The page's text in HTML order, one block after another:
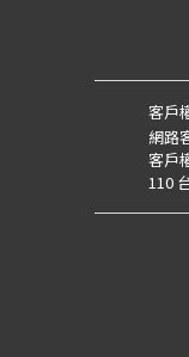
客戶
網路
客戶
110